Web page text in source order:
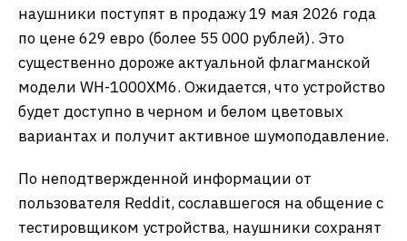
наушники поступят в продажу 19 мая 2026 года
по цене 629 евро (более 55 000 рублей). Это
существенно дороже актуальной флагманской
модели WH-1000XM6. Ожидается, что устройство
будет доступно в черном и белом цветовых
вариантах и получит активное шумоподавление.
По неподтвержденной информации от
пользователя Reddit, сославшегося на общение с
тестировщиком устройства, наушники сохранят